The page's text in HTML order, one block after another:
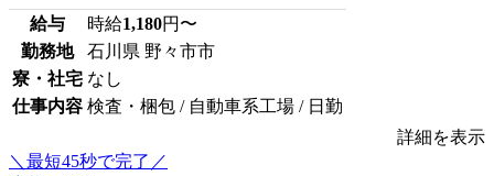
給与 時給1,180円〜
勤務地
石川県 野々市市
寮・社宅 なし
仕事内容 検査・梱包 / 自動車系工場 / 日勤
詳細を表示
＼最短45秒で完了／